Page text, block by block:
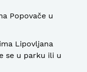
Popovače u
Lipovljana
se u parku ili u